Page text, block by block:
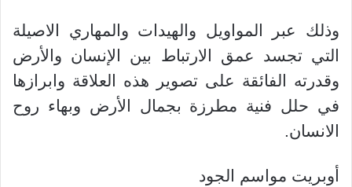
وذلك عبر المواويل والهيدات والمهاري الاصيلة
التي تجسد عمق الارتباط بين الإنسان والأرض
وقدرته الفائقة على تصوير هذه العلاقة وابرازها
في حلل فنية مطرزة بجمال الأرض وبهاء روح
الانسان.
أوبريت مواسم الجود